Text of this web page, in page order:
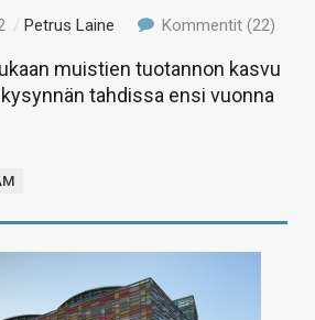
/Petrus Laine Kommentit (22)
muistien tuotannon kasvu
tahdissa ensi vuonna